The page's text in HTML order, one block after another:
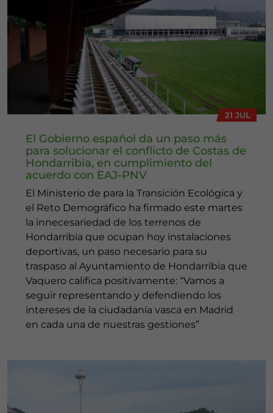
21 JUL
El Gobierno español da un paso más
para solucionar el conflicto de Costas de
Hondarribia, en cumplimiento del
acuerdo con EAJ-PNV
El Ministerio de para la Transición Ecológica y
el Reto Demográfico ha firmado este martes
la innecesariedad de los terrenos de
Hondarribia que ocupan hoy instalaciones
deportivas, un paso necesario para su
traspaso al Ayuntamiento de Hondarribia que
Vaquero califica positivamente: “Vamos a
seguir representando y defendiendo los
intereses de la ciudadanía vasca en Madrid
en cada una de nuestras gestiones”